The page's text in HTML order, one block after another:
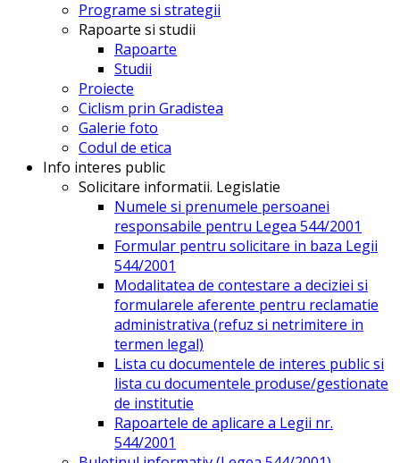
Programe si strategii
Rapoarte si studii
Rapoarte
Studii
Proiecte
Ciclism prin Gradistea
Galerie foto
Codul de etica
Info interes public
Solicitare informatii. Legislatie
Numele si prenumele persoanei
responsabile pentru Legea 544/2001
Formular pentru solicitare in baza Legii
544/2001
Modalitatea de contestare a deciziei si
formularele aferente pentru reclamatie
administrativa (refuz si netrimitere in
termen legal)
Lista cu documentele de interes public si
lista cu documentele produse/gestionate
de institutie
Rapoartele de aplicare a Legii nr.
544/2001